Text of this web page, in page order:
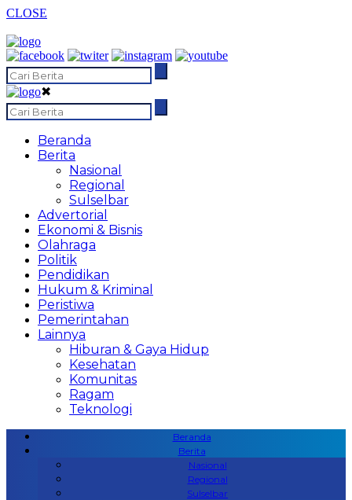
CLOSE
✖
Beranda
Berita
Nasional
Regional
Sulselbar
Advertorial
Ekonomi & Bisnis
Olahraga
Politik
Pendidikan
Hukum & Kriminal
Peristiwa
Pemerintahan
Lainnya
Hiburan & Gaya Hidup
Kesehatan
Komunitas
Ragam
Teknologi
Beranda
Berita
Nasional
Regional
Sulselbar